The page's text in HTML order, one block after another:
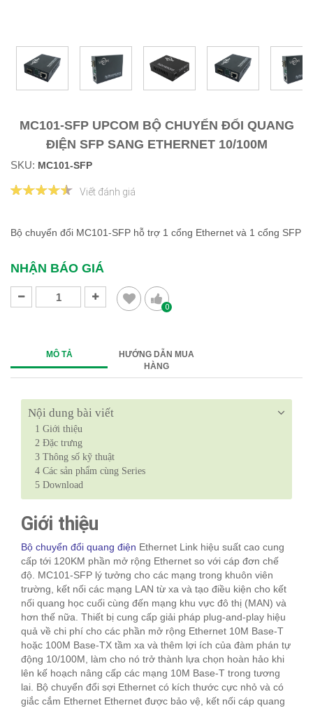
MC101-SFP UPCOM BỘ CHUYỂN ĐỔI QUANG
ĐIỆN SFP SANG ETHERNET 10/100M
SKU: MC101-SFP
Viết đánh giá
Bộ chuyển đổi MC101-SFP hỗ trợ 1 cổng Ethernet và 1 cổng SFP
NHẬN BÁO GIÁ
0
MÔ TẢ
HƯỚNG DẪN MUA
HÀNG
Nội dung bài viết
1 Giới thiệu
2 Đặc trưng
3 Thông số kỹ thuật
4 Các sản phẩm cùng Series
5 Download
Giới thiệu
Bộ chuyển đổi quang điện Ethernet Link hiệu suất cao cung
cấp tới 120KM phần mở rộng Ethernet so với cáp đơn chế
độ. MC101-SFP lý tưởng cho các mạng trong khuôn viên
trường, kết nối các mạng LAN từ xa và tạo điều kiện cho kết
nối quang học cuối cùng đến mạng khu vực đô thị (MAN) và
hơn thế nữa. Thiết bị cung cấp giải pháp plug-and-play hiệu
quả về chi phí cho các phần mở rộng Ethernet 10M Base-T
hoặc 100M Base-TX tầm xa và thêm lợi ích của đàm phán tự
động 10/100M, làm cho nó trở thành lựa chọn hoàn hảo khi
lên kế hoạch nâng cấp các mạng 10M Base-T trong tương
lai. Bộ chuyển đổi sợi Ethernet có kích thước cực nhỏ và có
giắc cắm Ethernet Ethernet được bảo vệ, kết nối cáp quang